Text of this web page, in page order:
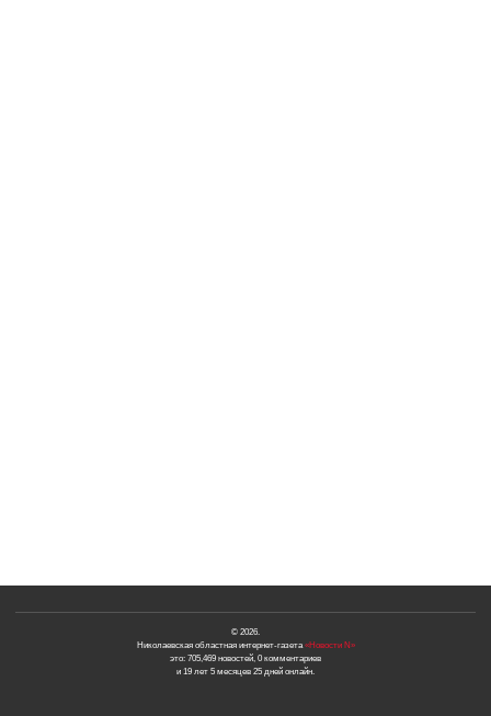
© 2026.
Николаевская областная интернет-газета«Новости N»
это: 705,469 новостей, 0 комментариев
и 19 лет 5 месяцев 25 дней онлайн.